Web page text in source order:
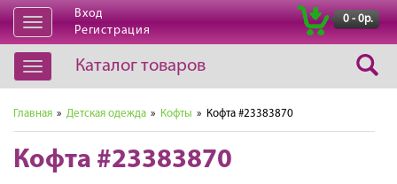
Открыть
навигацию
Вход
Регистрация
0 - 0р.
Открыть
навигацию
Каталог товаров
Главная » Детская одежда » Кофты » Кофта #23383870
Кофта #23383870